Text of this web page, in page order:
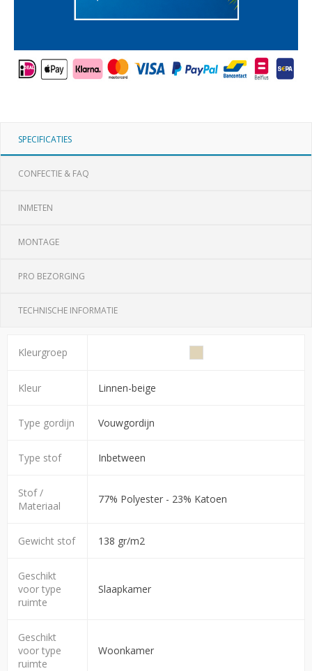
SPECIFICATIES
CONFECTIE & FAQ
INMETEN
MONTAGE
PRO BEZORGING
TECHNISCHE INFORMATIE
Kleurgroep
Kleur Linnen-beige
Type gordijn Vouwgordijn
Type stof Inbetween
Stof /
Materiaal
77% Polyester - 23% Katoen
Gewicht stof 138 gr/m2
Geschikt
voor type
ruimte
Slaapkamer
Geschikt
voor type
ruimte
Woonkamer